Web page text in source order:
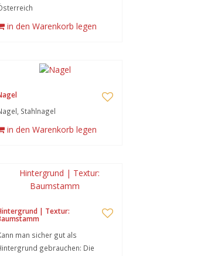
in den Warenkorb legen
Stahlnagel
in den Warenkorb legen
| Textur:
man sicher gut als
gebrauchen: Die